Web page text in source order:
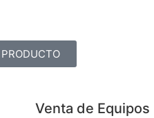
Venta de Equipos